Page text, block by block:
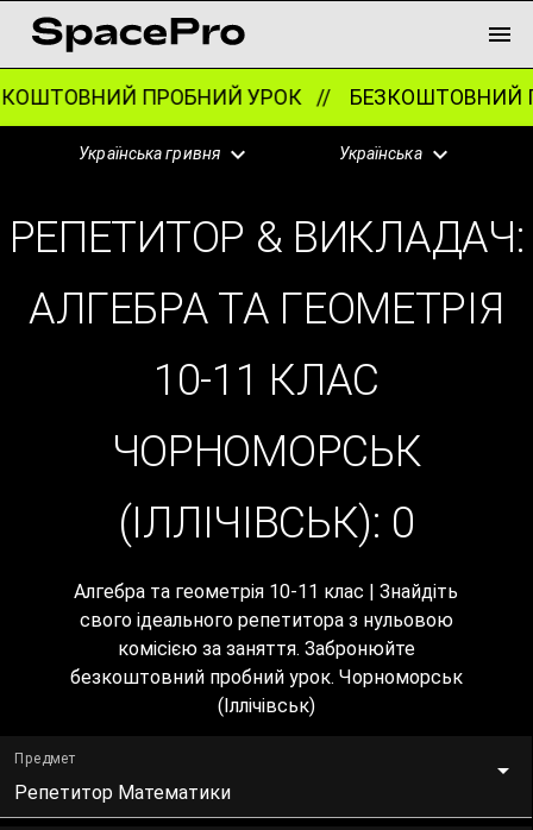
ПРОБНИЙ УРОК // БЕЗКОШТОВНИЙ
Українська гривня Українська
РЕПЕТИТОР & ВИКЛАДАЧ:
АЛГЕБРА ТА ГЕОМЕТРІЯ
10-11 КЛАС
ЧОРНОМОРСЬК
(ІЛЛІЧІВСЬК): 0
Алгебра та геометрія 10-11 клас | Знайдіть
свого ідеального репетитора з нульовою
комісією за заняття. Забронюйте
безкоштовний пробний урок. Чорноморськ
(Іллічівськ)
Предмет
Репетитор Математики